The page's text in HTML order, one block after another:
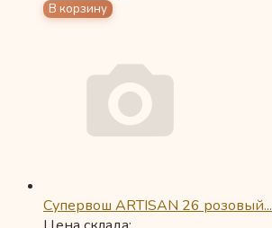
Супервош ARTISAN 26 розовый...